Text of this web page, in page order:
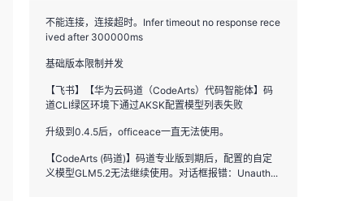
不能连接，连接超时。Infer timeout no response rece
ived after 300000ms
基础版本限制并发
【飞书】【华为云码道（CodeArts）代码智能体】码
道CLI绿区环境下通过AKSK配置模型列表失败
升级到0.4.5后，officeace一直无法使用。
【CodeArts (码道)】码道专业版到期后，配置的自定
义模型GLM5.2无法继续使用。对话框报错：Unauth...